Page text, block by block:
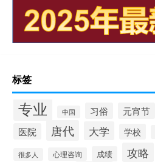
标签
专业 中国 习俗 元宵节
医院
唐代 大学 学校
很多人 心理咨询 成绩 攻略